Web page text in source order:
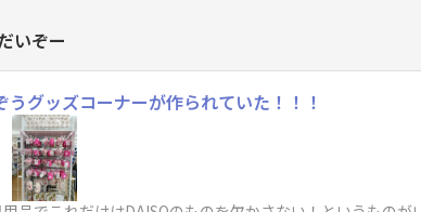
いぞー
うグッズコーナーが作られていた！！！